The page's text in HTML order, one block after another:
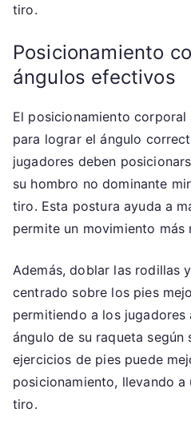
tiro.
Posicionamiento
ángulos efectivos
El posicionamiento corporal
para lograr el ángulo
jugadores deben
su hombro no dominante
tiro. Esta postura ayuda a
permite un movimiento más
Además, doblar las rodillas
centrado sobre los pies
permitiendo a los jugadores
ángulo de su raqueta según
ejercicios de pies puede
posicionamiento, llevando
tiro.